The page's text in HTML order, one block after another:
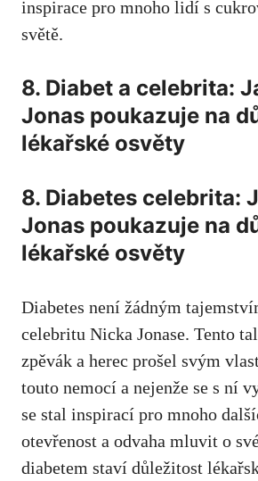
inspirace⁣ pro mnoho lidí s
světě.
8. Diabet a ⁤celebrita:​
Jonas poukazuje na
lékařské osvěty
8. Diabetes ⁤celebrita:
Jonas poukazuje⁣ na
lékařské osvěty
Diabetes není žádným
celebritu Nicka Jonase. Tento
zpěvák a ⁤herec prošel svým
touto nemocí ‍a nejenže se s ní
se ⁣stal inspirací pro mnoho​
⁤otevřenost‌ a odvaha‌ mluvit o
diabetem‌ staví důležitost